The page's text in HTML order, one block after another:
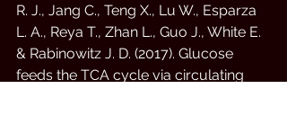
R. J., Jang C., Teng X., Lu W., Esparza
L. A., Reya T., Zhan L., Guo J., White E.
& Rabinowitz J. D. (2017). Glucose
feeds the TCA cycle via circulating